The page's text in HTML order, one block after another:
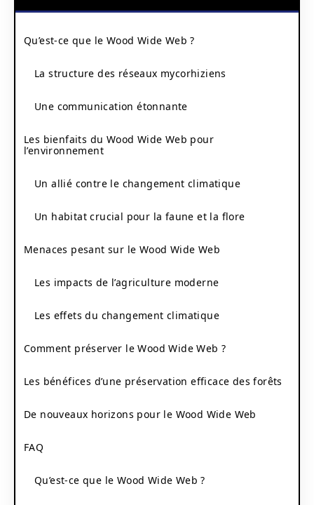
Qu’est-ce que le Wood Wide Web ?
La structure des réseaux mycorhiziens
Une communication étonnante
Les bienfaits du Wood Wide Web pour
l’environnement
Un allié contre le changement climatique
Un habitat crucial pour la faune et la flore
Menaces pesant sur le Wood Wide Web
Les impacts de l’agriculture moderne
Les effets du changement climatique
Comment préserver le Wood Wide Web ?
Les bénéfices d’une préservation efficace des forêts
De nouveaux horizons pour le Wood Wide Web
FAQ
Qu’est-ce que le Wood Wide Web ?